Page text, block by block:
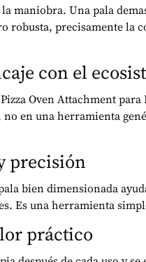
maniobra. Una pala
robusta, precisamente la
con el
Oven Attachment
en una herramienta
precisión
bien dimensionada
Es una herramienta
práctico